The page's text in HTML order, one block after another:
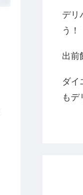
デリ
う！
出前
ダイ
もデ